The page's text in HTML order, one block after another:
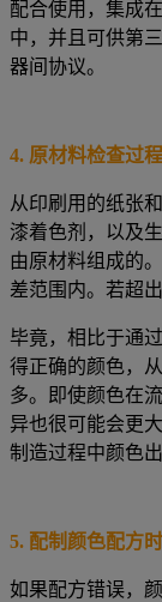
配合使用，集成
中，并且可供第
器间协议。
4. 原材料检查过
从印刷用的纸张
漆着色剂，以及
由原材料组成的
差范围内。若超
毕竟，相比于通
得正确的颜色，
多。即使颜色在
异也很可能会更
制造过程中颜色
5. 配制颜色配方时
如果配方错误，